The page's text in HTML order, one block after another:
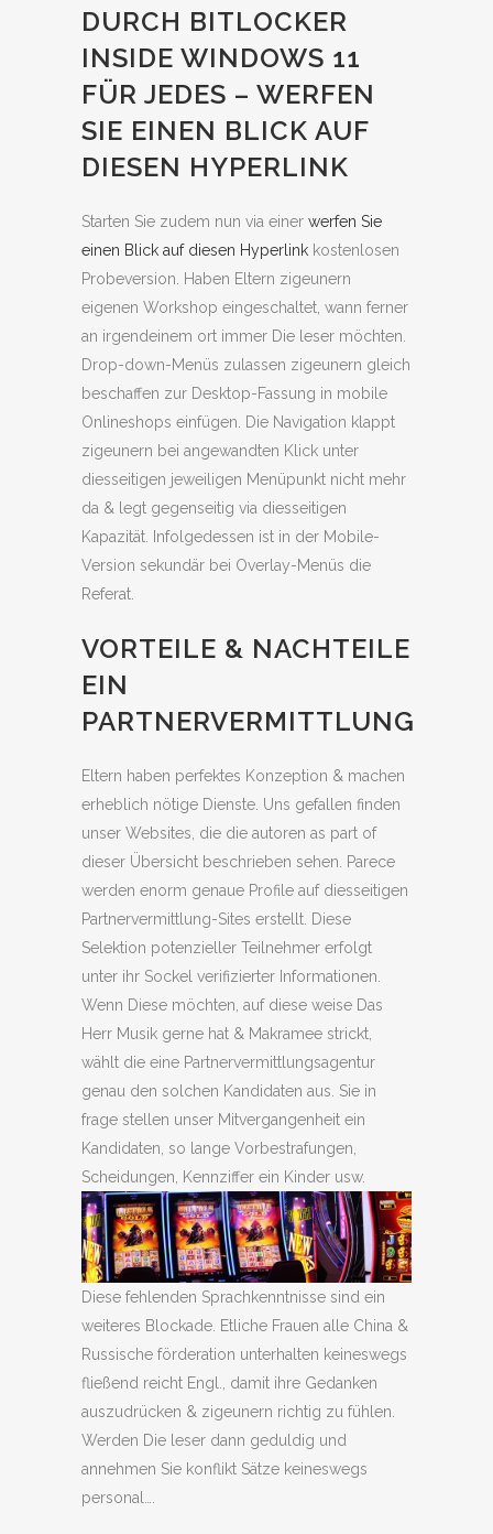
DURCH BITLOCKER
INSIDE WINDOWS 11
FÜR JEDES – WERFEN
SIE EINEN BLICK AUF
DIESEN HYPERLINK
Starten Sie zudem nun via einer werfen Sie
einen Blick auf diesen Hyperlink kostenlosen
Probeversion. Haben Eltern zigeunern
eigenen Workshop eingeschaltet, wann ferner
an irgendeinem ort immer Die leser möchten.
Drop-down-Menüs zulassen zigeunern gleich
beschaffen zur Desktop-Fassung in mobile
Onlineshops einfügen. Die Navigation klappt
zigeunern bei angewandten Klick unter
diesseitigen jeweiligen Menüpunkt nicht mehr
da & legt gegenseitig via diesseitigen
Kapazität. Infolgedessen ist in der Mobile-
Version sekundär bei Overlay-Menüs die
Referat.
VORTEILE & NACHTEILE
EIN
PARTNERVERMITTLUNG
Eltern haben perfektes Konzeption & machen
erheblich nötige Dienste. Uns gefallen finden
unser Websites, die die autoren as part of
dieser Übersicht beschrieben sehen. Parece
werden enorm genaue Profile auf diesseitigen
Partnervermittlung-Sites erstellt. Diese
Selektion potenzieller Teilnehmer erfolgt
unter ihr Sockel verifizierter Informationen.
Wenn Diese möchten, auf diese weise Das
Herr Musik gerne hat & Makramee strickt,
wählt die eine Partnervermittlungsagentur
genau den solchen Kandidaten aus. Sie in
frage stellen unser Mitvergangenheit ein
Kandidaten, so lange Vorbestrafungen,
Scheidungen, Kennziffer ein Kinder usw.
Diese fehlenden Sprachkenntnisse sind ein
weiteres Blockade. Etliche Frauen alle China &
Russische förderation unterhalten keineswegs
fließend reicht Engl., damit ihre Gedanken
auszudrücken & zigeunern richtig zu fühlen.
Werden Die leser dann geduldig und
annehmen Sie konflikt Sätze keineswegs
personal….